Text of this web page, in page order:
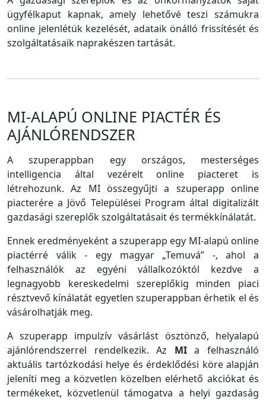
ügyfélkaput kapnak, amely lehetővé teszi számukra
online jelenlétük kezelését, adataik önálló frissítését és
szolgáltatásaik naprakészen tartását.
MI-ALAPÚ ONLINE PIACTÉR ÉS
AJÁNLÓRENDSZER
A szuperappban egy országos, mesterséges
intelligencia által vezérelt online piacteret is
létrehozunk. Az MI összegyűjti a szuperapp online
piacterére a Jövő Települései Program által digitalizált
gazdasági szereplők szolgáltatásait és termékkínálatát.
Ennek eredményeként a szuperapp egy MI-alapú online
piactérré válik - egy magyar „Temuvá” -, ahol a
felhasználók az egyéni vállalkozóktól kezdve a
legnagyobb kereskedelmi szereplőkig minden piaci
résztvevő kínálatát egyetlen szuperappban érhetik el és
vásárolhatják meg.
A szuperapp impulzív vásárlást ösztönző, helyalapú
ajánlórendszerrel rendelkezik. Az MIa felhasználó
aktuális tartózkodási helye és érdeklődési köre alapján
jeleníti meg a közvetlen közelben elérhető akciókat és
termékeket, közvetlenül támogatva a helyi gazdaság